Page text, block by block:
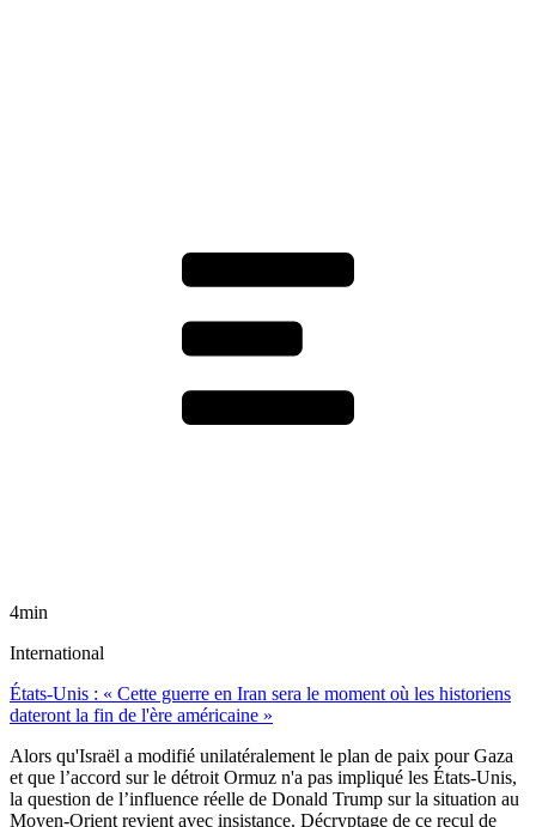
4min
International
États-Unis : « Cette guerre en Iran sera le moment où les historiens
dateront la fin de l'ère américaine »
Alors qu'Israël a modifié unilatéralement le plan de paix pour Gaza
et que l’accord sur le détroit Ormuz n'a pas impliqué les États-Unis,
la question de l’influence réelle de Donald Trump sur la situation au
Moyen-Orient revient avec insistance. Décryptage de ce recul de